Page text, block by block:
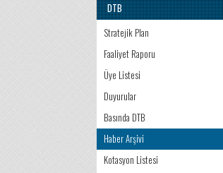
DTB
Stratejik Plan
Faaliyet Raporu
Üye Listesi
Duyurular
Basında DTB
Haber Arşivi
Kotasyon Listesi